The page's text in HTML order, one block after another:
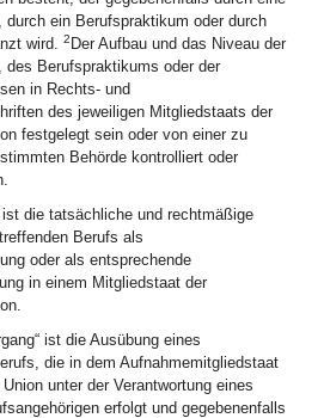
durch ein Berufspraktikum oder durch
wird. 2 Der Aufbau und das Niveau der
des Berufspraktikums oder der
in Rechts- und
des jeweiligen Mitgliedstaats der
festgelegt sein oder von einer zu
Behörde kontrolliert oder
ist die tatsächliche und rechtmäßige
Berufs als
oder als entsprechende
in einem Mitgliedstaat der
ist die Ausübung eines
die in dem Aufnahmemitgliedstaat
unter der Verantwortung eines
erfolgt und gegebenenfalls